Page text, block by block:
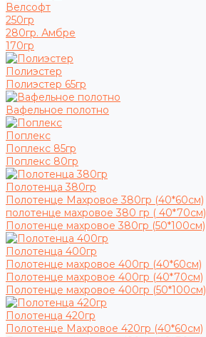
Велсофт
250гр
280гр. Амбре
170гр
Полиэстер
Полиэстер 65гр
Вафельное полотно
Поплекс
Поплекс 85гр
Поплекс 80гр
Полотенца 380гр
Полотенце Махровое 380гр (40*60см)
полотенце махровое 380 гр ( 40*70см)
Полотенце махровое 380гр (50*100см)
Полотенца 400гр
Полотенце махровое 400гр (40*60см)
Полотенце махровое 400гр (40*70см)
Полотенце махровое 400гр (50*100см)
Полотенца 420гр
Полотенце Махровое 420гр (40*60см)